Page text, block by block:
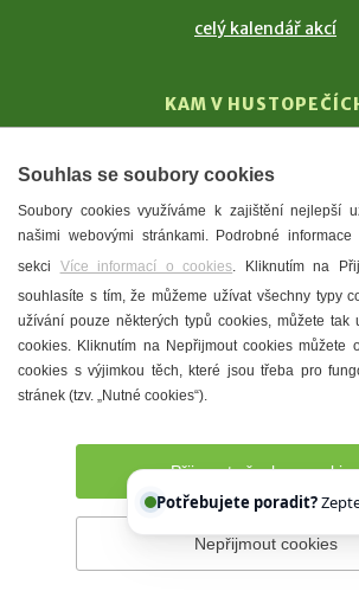
celý kalendář akcí
KAM V
T. G. Masaryk
Mandloně
Ubytování
Restaurace
Městské muzeum a
Denní meníčka
Prohlášení o přístupnosti Správce webu
Souhlas se soubory cookies
Soubory cookies využíváme k zajištění nejlepší
našimi webovými stránkami. Podrobné
sekci Více informací o cookies. Kliknutím na
souhlasíte s tím, že můžeme užívat všechny typy
užívání pouze některých typů cookies, můžete tak
cookies. Kliknutím na Nepřijmout cookies můžete
cookies s výjimkou těch, které jsou třeba pro
stránek (tzv. „Nutné cookies“).
Přijmout všechny cookies
Nepřijmout cookies
Potřebujete poradit?Zeptejte se